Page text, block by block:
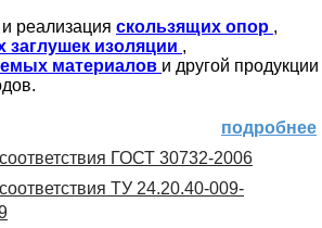
реализация скользящих опор ,
заглушек изоляции ,
материалов и другой продукции
подробнее
ГОСТ 30732-2006
ТУ 24.20.40-009-